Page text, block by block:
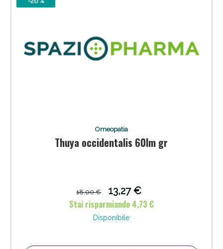
Omeopatia
Thuya occidentalis 60lm gr
18,00 €
13,27 €
Stai risparmiando 4,73 €
Disponibile